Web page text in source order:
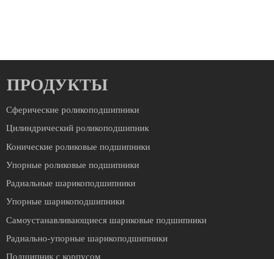
ПРОДУКТЫ
Сферические роликоподшипники
Цилиндрический роликоподшипник
Конические роликовые подшипники
Упорные роликовые подшипники
Радиальные шарикоподшипники
Упорные шарикоподшипники
Cамоустанавливающиеся шариковые подшипники
Радиально-упорные шарикоподшипники
Подшипник с корпусом